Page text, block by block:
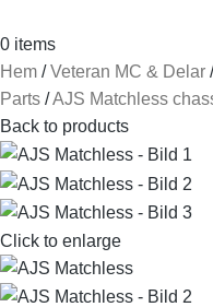
0 items
Hem
Veteran MC & Delar
Parts
AJS Matchless
Back to products
Click to enlarge